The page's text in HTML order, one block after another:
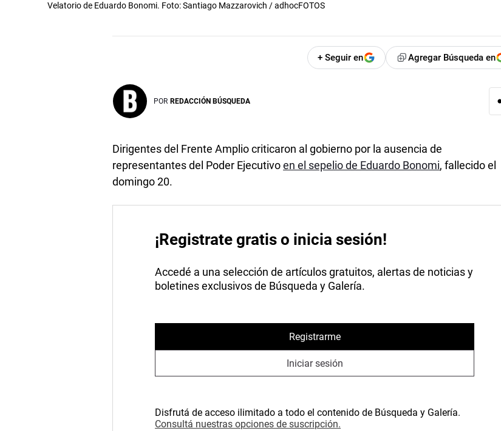
Velatorio de Eduardo Bonomi. Foto: Santiago Mazzarovich / adhocFOTOS
+ Seguir en Agregar Búsqueda en
POR REDACCIÓN BÚSQUEDA
Dirigentes del Frente Amplio criticaron al gobierno por la ausencia de
representantes del Poder Ejecutivoen el sepelio de Eduardo Bonomi, fallecido el
domingo 20.
¡Registrate gratis o inicia sesión!
Accedé a una selección de artículos gratuitos, alertas de noticias y
boletines exclusivos de Búsqueda y Galería.
Registrarme
Iniciar sesión
Disfrutá de acceso ilimitado a todo el contenido de Búsqueda y Galería.
Consultá nuestras opciones de suscripción.